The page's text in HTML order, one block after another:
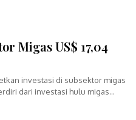
Migas US$ 17,04
investasi di subsektor migas
dari investasi hulu migas